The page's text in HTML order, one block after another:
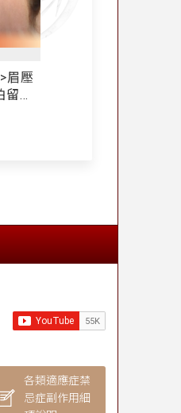
痕三
回
各類適應症禁
忌症副作用細